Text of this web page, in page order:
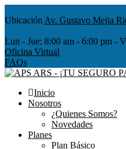
Ubicación Av. Gustavo Mejia
Lun - Jue: 8:00 am - 6:00 pm -
Oficina Virtual
FAQs
Inicio
Nosotros
¿Quienes Somos?
Novedades
Planes
Plan Básico